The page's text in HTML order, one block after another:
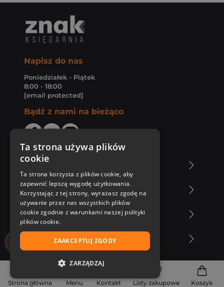
Strona główna Menu Kontakt Listy zakupowe Koszyk
Napisz do nas
Poniedziałek - Piątek
8:00 - 18:00
[email protected]
Bądź z nami na bieżąco
Zakupy u nas
Nasza oferta
Nasi autorzy
Ta strona używa plików
cookie
Ta strona korzysta z plików cookie, aby
zapewnić lepszą wygodę użytkowania.
Korzystając z tej strony, wyrażasz zgodę na
używanie przez nas wszystkich plików
cookie zgodnie z warunkami naszej polityki
plików cookie.
ZAAKCEPTUJ ZGODY
ZARZĄDZAJ
NIEZBĘDNE